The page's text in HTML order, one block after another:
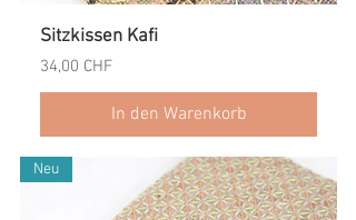
Sitzkissen Kafi
Preis
34,00 CHF
In den Warenkorb
Neu